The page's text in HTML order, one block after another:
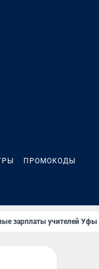
ПРОМОКОДЫ
зарплаты учителей Уфы